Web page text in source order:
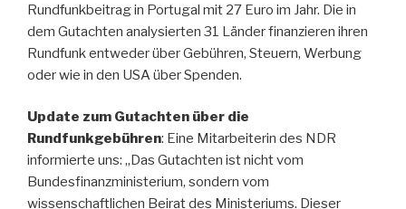
Rundfunkbeitrag in Portugal mit 27 Euro im Jahr. Die in
dem Gutachten analysierten 31 Länder finanzieren ihren
Rundfunk entweder über Gebühren, Steuern, Werbung
oder wie in den USA über Spenden.
Update zum Gutachten über die
Rundfunkgebühren: Eine Mitarbeiterin des NDR
informierte uns: „Das Gutachten ist nicht vom
Bundesfinanzministerium, sondern vom
wissenschaftlichen Beirat des Ministeriums. Dieser